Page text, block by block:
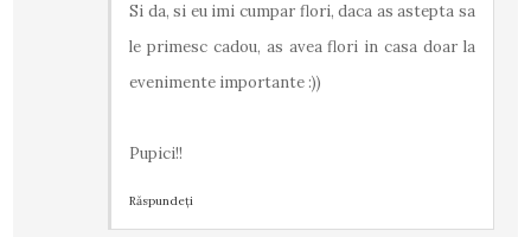
Si da, si eu imi cumpar flori, daca as astepta sa
le primesc cadou, as avea flori in casa doar la
evenimente importante :))
Pupici!!
Răspundeți